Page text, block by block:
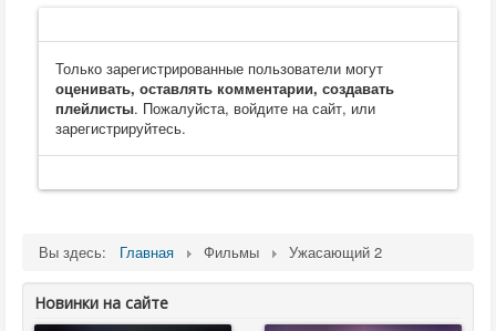
Только зарегистрированные пользователи могут
оценивать, оставлять комментарии, создавать
плейлисты. Пожалуйста, войдите на сайт, или
зарегистрируйтесь.
Вы здесь: Главная Фильмы Ужасающий 2
Новинки на сайте